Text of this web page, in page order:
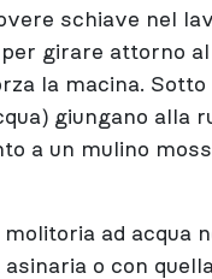
schiave nel
girare attorno
la macina.
giungano alla
a un mulino
ad acqua
o con